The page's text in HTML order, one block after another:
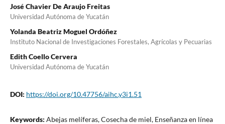
José Chavier De Araujo Freitas
Universidad Autónoma de Yucatán
Yolanda Beatriz Moguel Ordóñez
Instituto Nacional de Investigaciones Forestales, Agrícolas y Pecuarias
Edith Coello Cervera
Universidad Autónoma de Yucatán
DOI: https://doi.org/10.47756/aihc.y3i1.51
Keywords: Abejas melíferas, Cosecha de miel, Enseñanza en línea